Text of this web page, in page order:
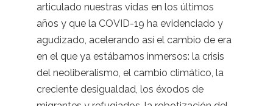
articulado nuestras vidas en los últimos
años y que la COVID-19 ha evidenciado y
agudizado, acelerando así el cambio de era
en el que ya estábamos inmersos: la crisis
del neoliberalismo, el cambio climático, la
creciente desigualdad, los éxodos de